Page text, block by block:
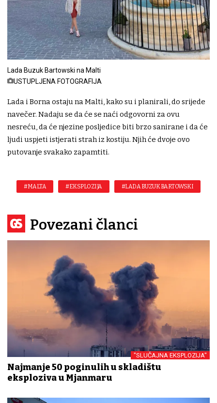
Lada Buzuk Bartowski na Malti
USTUPLJENA FOTOGRAFIJA
Lada i Borna ostaju na Malti, kako su i planirali, do srijede
navečer. Nadaju se da će se naći odgovorni za ovu
nesreću, da će njezine posljedice biti brzo sanirane i da će
ljudi uspjeti istjerati strah iz kostiju. Njih će dvoje ovo
putovanje svakako zapamtiti.
#MALTA #EKSPLOZIJA #LADA BUZUK BARTOWSKI
Povezani članci
"SLUČAJNA EKSPLOZIJA"
Najmanje 50 poginulih u skladištu
eksploziva u Mjanmaru